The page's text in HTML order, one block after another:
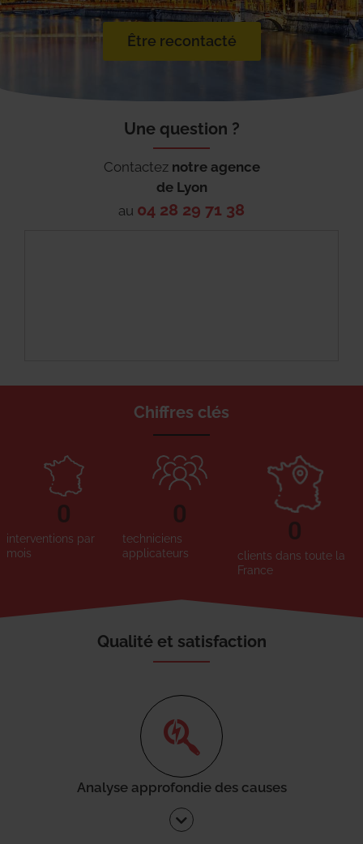
Être recontacté
Une question ?
Contactez notre agence
de Lyon
au 04 28 29 71 38
Chiffres clés
interventions par
mois
0
techniciens
applicateurs
0
clients dans toute la
France
0
Qualité et satisfaction
Analyse approfondie des causes